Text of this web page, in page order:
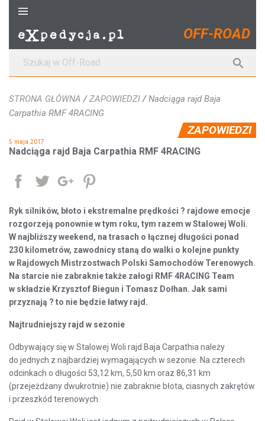
S
p
o
e
t
OFF-ROAD
k
a
:

STRONA GŁÓWNA /ZAPOWIEDZI/Nadciąga rajd Baja
Carpathia RMF 4RACING
ZAPOWIEDZI
5 maja 2017
Nadciąga rajd Baja Carpathia RMF 4RACING
UdostępnijTweetuj Google+
Ryk silników, błoto i ekstremalne prędkości ? rajdowe emocje
rozgorzeją ponownie w tym roku, tym razem w Stalowej Woli.
W najbliższy weekend, na trasach o łącznej długości ponad
230 kilometrów, zawodnicy staną do walki o kolejne punkty
w Rajdowych Mistrzostwach Polski Samochodów Terenowych.
Na starcie nie zabraknie także załogi RMF 4RACING Team
w składzie Krzysztof Biegun i Tomasz Dołhan. Jak sami
przyznają ? to nie będzie łatwy rajd.
Najtrudniejszy rajd w sezonie
Odbywający się w Stalowej Woli rajd Baja Carpathia należy
do jednych z najbardziej wymagających w sezonie. Na czterech
odcinkach o długości 53,12 km, 5,50 km oraz 86,31 km
(przejeżdżany dwukrotnie) nie zabraknie błota, ciasnych zakrętów
i przeszkód terenowych.